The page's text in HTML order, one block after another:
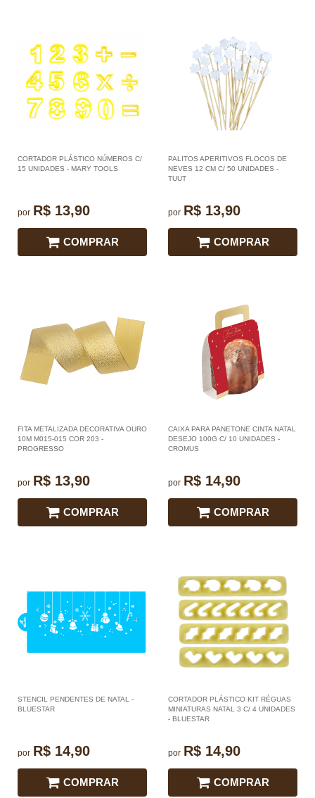
CORTADOR PLÁSTICO NÚMEROS C/
15 UNIDADES - MARY TOOLS
por R$ 13,90
COMPRAR
PALITOS APERITIVOS FLOCOS DE
NEVES 12 CM C/ 50 UNIDADES -
TUUT
por R$ 13,90
COMPRAR
FITA METALIZADA DECORATIVA OURO
10M M015-015 COR 203 -
PROGRESSO
por R$ 13,90
COMPRAR
CAIXA PARA PANETONE CINTA NATAL
DESEJO 100G C/ 10 UNIDADES -
CROMUS
por R$ 14,90
COMPRAR
STENCIL PENDENTES DE NATAL -
BLUESTAR
por R$ 14,90
COMPRAR
CORTADOR PLÁSTICO KIT RÉGUAS
MINIATURAS NATAL 3 C/ 4 UNIDADES
- BLUESTAR
por R$ 14,90
COMPRAR